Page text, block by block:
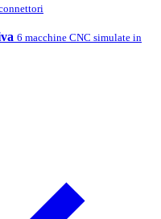
6 macchine CNC simulate in